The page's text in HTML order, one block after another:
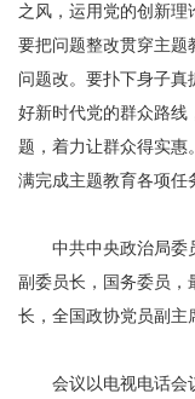
之风，运用党的创新理
要把问题整改贯穿主题
问题改。要扑下身子真
好新时代党的群众路线
题，着力让群众得实惠
满完成主题教育各项任
中共中央政治局委员
副委员长，国务委员，
长，全国政协党员副主
会议以电视电话会议